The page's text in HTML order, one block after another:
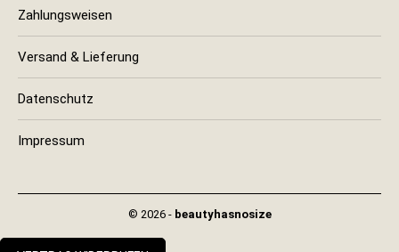
Zahlungsweisen
Versand & Lieferung
Datenschutz
Impressum
© 2026 - beautyhasnosize